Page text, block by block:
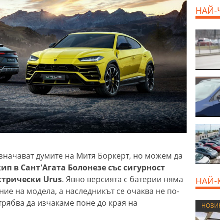
думите на Митя Боркерт, но можем да
в Сант'Агата Болонезе със сигурност
Urus. Явно версията с батерии няма
на модела, а наследникът се очаква не по-
да изчакаме поне до края на
НАЙ-
НАЙ-